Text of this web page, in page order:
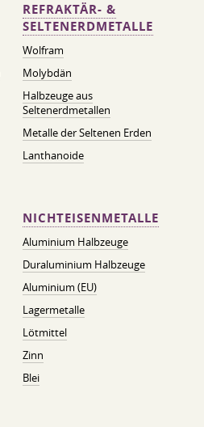
REFRAKTÄR- &
SELTENERDMETALLE
Wolfram
Molybdän
Halbzeuge aus
Seltenerdmetallen
Metalle der Seltenen Erden
Lanthanoide
NICHTEISENMETALLE
Aluminium Halbzeuge
Duraluminium Halbzeuge
Aluminium (EU)
Lagermetalle
Lötmittel
Zinn
Blei